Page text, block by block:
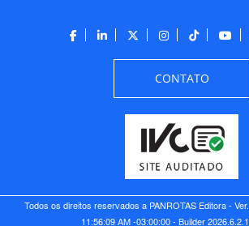
CONTATO
Todos os direitos reservados a PANROTAS Editora - Ver.
11:56:09 AM -03:00:00 - Builder 2026.6.2.1